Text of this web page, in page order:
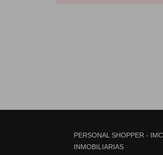
PERSONAL SHOPPER - IMC
INMOBILIARIAS